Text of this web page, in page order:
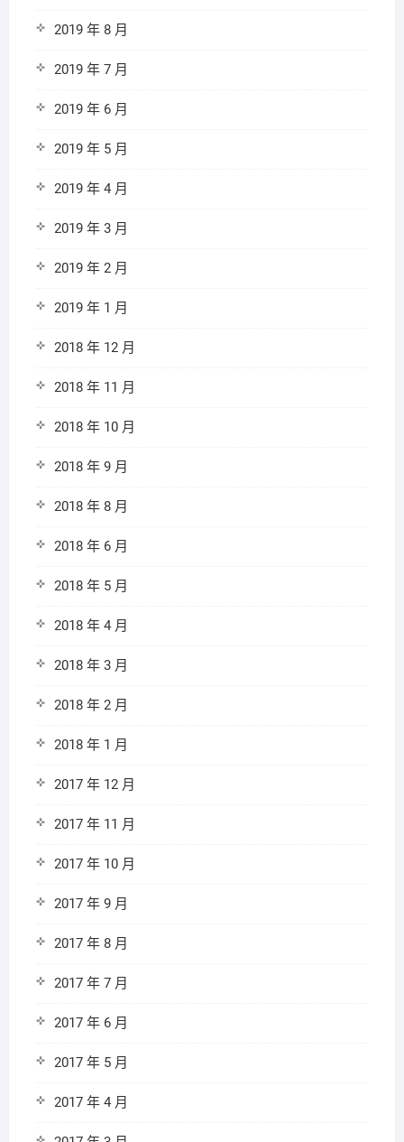
2019 年 8 月
2019 年 7 月
2019 年 6 月
2019 年 5 月
2019 年 4 月
2019 年 3 月
2019 年 2 月
2019 年 1 月
2018 年 12 月
2018 年 11 月
2018 年 10 月
2018 年 9 月
2018 年 8 月
2018 年 6 月
2018 年 5 月
2018 年 4 月
2018 年 3 月
2018 年 2 月
2018 年 1 月
2017 年 12 月
2017 年 11 月
2017 年 10 月
2017 年 9 月
2017 年 8 月
2017 年 7 月
2017 年 6 月
2017 年 5 月
2017 年 4 月